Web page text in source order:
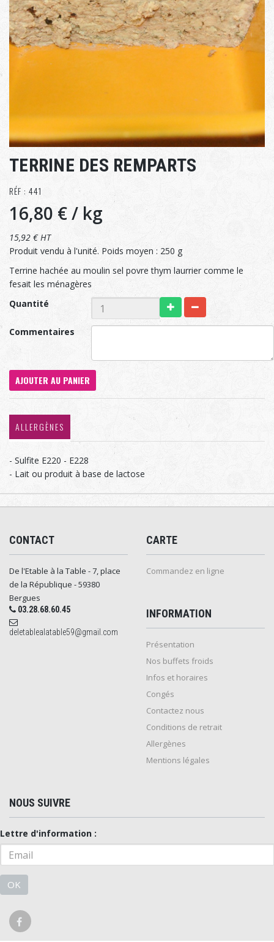
TERRINE DES REMPARTS
RÉF : 441
16,80 €/ kg
15,92 € HT
Produit vendu à l'unité. Poids moyen : 250 g
Terrine hachée au moulin sel povre thym laurrier comme le
fesait les ménagères
Quantité
Commentaires
AJOUTER AU PANIER
ALLERGÈNES
- Sulfite E220 - E228
- Lait ou produit à base de lactose
CONTACT
De l'Etable à la Table - 7, place
de la République - 59380
Bergues
03.28.68.60.45
deletablealatable59@gmail.com
CARTE
Commandez en ligne
INFORMATION
Présentation
Nos buffets froids
Infos et horaires
Congés
Contactez nous
Conditions de retrait
Allergènes
Mentions légales
NOUS SUIVRE
Lettre d'information :
OK